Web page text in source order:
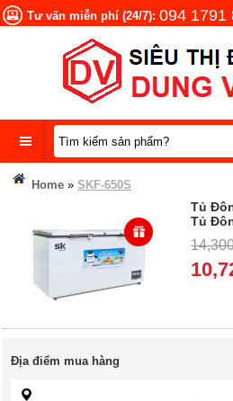
Tư vấn miễn phí (24/7): 094 1791
DANH
MỤC
Home » SKF-650S
Tủ
Tủ
Địa điểm mua hàng